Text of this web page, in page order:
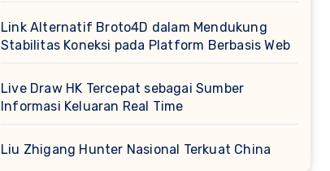
Link Alternatif Broto4D dalam Mendukung
Stabilitas Koneksi pada Platform Berbasis Web
Live Draw HK Tercepat sebagai Sumber
Informasi Keluaran Real Time
Liu Zhigang Hunter Nasional Terkuat China